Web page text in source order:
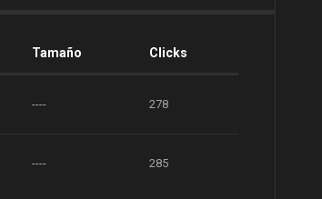
Tamaño Clicks
---- 278
---- 285